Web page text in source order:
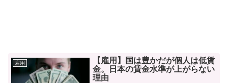
雇用
【雇用】国は豊かだが個人は低賃
金。日本の賃金水準が上がらない
理由